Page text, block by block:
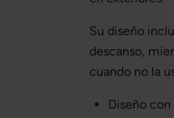
Su diseño
descanso,
cuando no la
Diseño